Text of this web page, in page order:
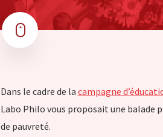
Dans le cadre de la campagne
Labo Philo vous proposait une balade
de pauvreté.